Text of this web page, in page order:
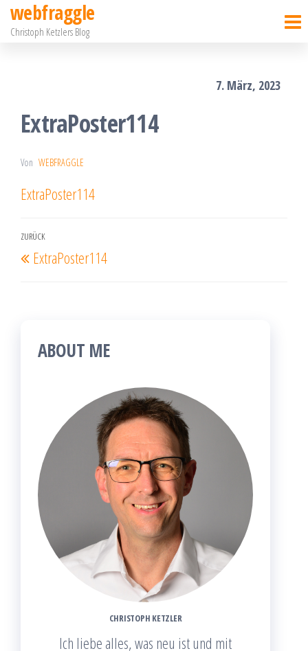
Zum
Inhalt
webfraggle
Christoph Ketzlers Blog
7. März, 2023
ExtraPoster114
Von WEBFRAGGLE
ExtraPoster114
Beitragsnavigation
Vorheriger
Beitrag
ZURÜCK
ExtraPoster114
ABOUT ME
CHRISTOPH KETZLER
Ich liebe alles, was neu ist und mit